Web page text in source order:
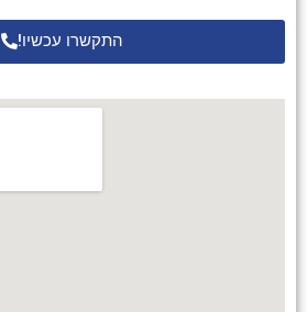
התקשרו עכשיו!